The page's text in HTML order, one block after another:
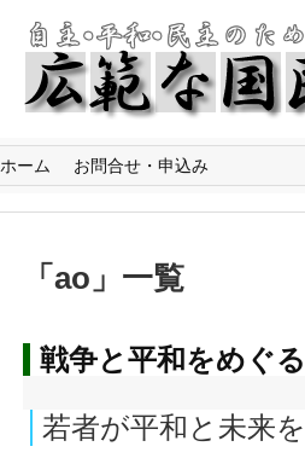
ホーム お問合せ・申込み
「 ao 」 一覧
戦争と平和をめぐ
若者が平和と未来